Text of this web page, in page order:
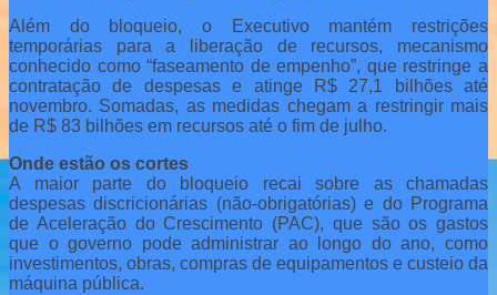
Além do bloqueio, o Executivo mantém restrições
temporárias para a liberação de recursos, mecanismo
conhecido como “faseamento de empenho”, que restringe a
contratação de despesas e atinge R$ 27,1 bilhões até
novembro. Somadas, as medidas chegam a restringir mais
de R$ 83 bilhões em recursos até o fim de julho.
Onde estão os cortes
A maior parte do bloqueio recai sobre as chamadas
despesas discricionárias (não-obrigatórias) e do Programa
de Aceleração do Crescimento (PAC), que são os gastos
que o governo pode administrar ao longo do ano, como
investimentos, obras, compras de equipamentos e custeio da
máquina pública.